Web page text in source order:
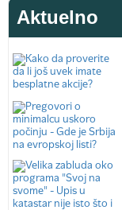
Aktuelno